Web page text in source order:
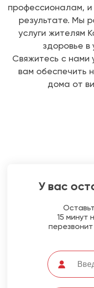
профессионалам,
результате. Мы
услуги жителям
здоровье в
Свяжитесь с нами
вам обеспечить
дома от
У вас
15 минут